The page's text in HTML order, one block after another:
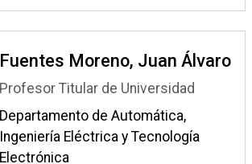
Fuentes Moreno, Juan Álvaro
Profesor Titular de Universidad
Departamento de Automática,
Ingeniería Eléctrica y Tecnología
Electrónica